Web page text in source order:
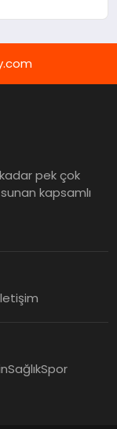
pek çok
kapsamlı
SağlıkSpor